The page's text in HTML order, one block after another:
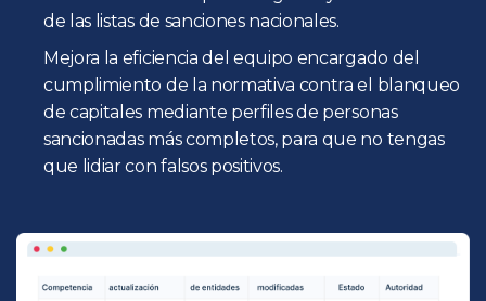
de las listas de sanciones nacionales.
Mejora la eficiencia del equipo encargado del
cumplimiento de la normativa contra el blanqueo
de capitales mediante perfiles de personas
sancionadas más completos, para que no tengas
que lidiar con falsos positivos.